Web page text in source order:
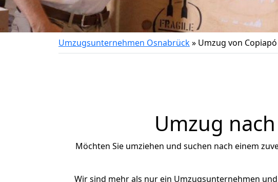
Umzugsunternehmen Osnabrück» Umzug von
Umzug
Möchten Sie umziehen und suchen nach einem
Wir sind mehr als nur ein Umzugsunternehmen